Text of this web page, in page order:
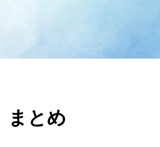
まとめ